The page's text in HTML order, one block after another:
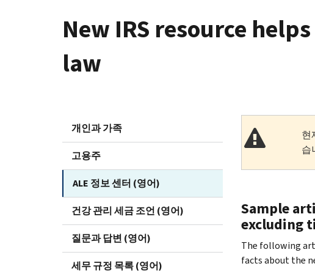
게
이
션
바
New IRS resource
law
개인과 가족
고용주
ALE 정보 센터 (영어)
건강 관리 세금 조언 (영어)
질문과 답변 (영어)
세무 규정 목록 (영어)
현
습
Sample
excluding
The following
facts about the